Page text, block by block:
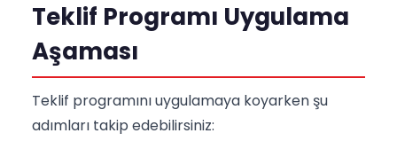
Teklif Programı Uygulama
Aşaması
Teklif programını uygulamaya koyarken şu
adımları takip edebilirsiniz: